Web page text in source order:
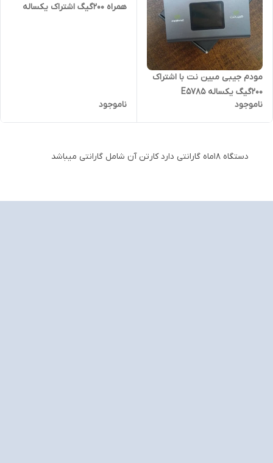
مودم جیبی مبین نت با اشتراک
۲۰۰گیگ یکساله E5785
ناموجود
همراه ۲۰۰گیگ اشتراک یکساله
ناموجود
دستگاه 18ماه گارانتی دارد کارتن آن شامل گارانتی میباشد